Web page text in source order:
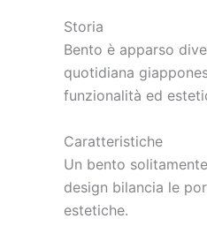
Storia
Bento è apparso
quotidiana
funzionalità ed
Caratteristiche
Un bento
design bilancia le
estetiche.